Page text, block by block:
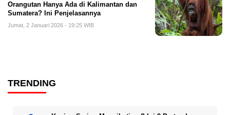
Orangutan Hanya Ada di Kalimantan dan
Sumatera? Ini Penjelasannya
Jumat, 2 Januari 2026 - 19:25 WIB
TRENDING